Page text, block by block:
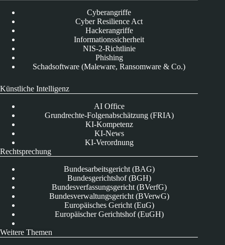
Cyberangriffe
Cyber Resilience Act
Hackerangriffe
Informationssicherheit
NIS-2-Richtlinie
Phishing
Schadsoftware (Maleware, Ransomware & Co.)
Künstliche Intelligenz
AI Office
Grundrechte-Folgenabschätzung (FRIA)
KI-Kompetenz
KI-News
KI-Verordnung
Rechtsprechung
Bundesarbeitsgericht (BAG)
Bundesgerichtshof (BGH)
Bundesverfassungsgericht (BVerfG)
Bundesverwaltungsgericht (BVerwG)
Europäisches Gericht (EuG)
Europäischer Gerichtshof (EuGH)
Weitere Themen